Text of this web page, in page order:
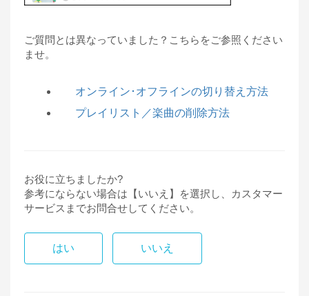
ご質問とは異なっていました？こちらをご参照ください
ませ。
オンライン･オフラインの切り替え方法
プレイリスト／楽曲の削除方法
お役に立ちましたか?
参考にならない場合は【いいえ】を選択し、カスタマー
サービスまでお問合せしてください。
はい いいえ